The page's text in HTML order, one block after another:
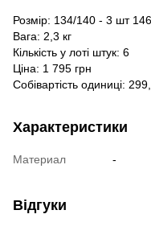
Розмір: 134/140 - 3 шт
Вага: 2,3 кг
Кількість у лоті штук: 6
Ціна: 1 795 грн
Собівартість одиниці:
Характеристики
Материал -
Відгуки